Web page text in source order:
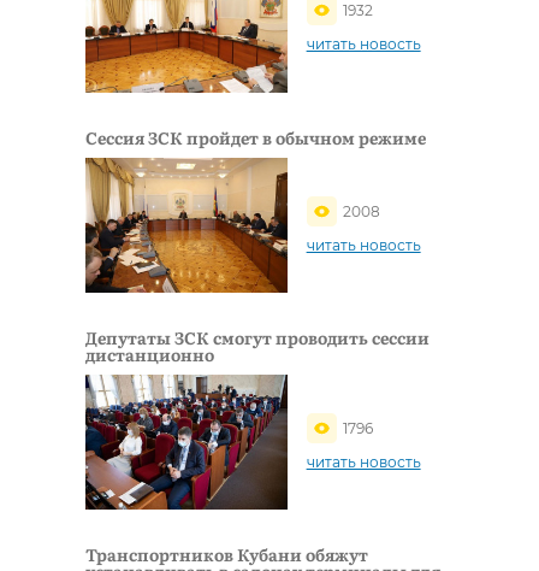
1932
читать новость
Сессия ЗСК пройдет в обычном режиме
2008
читать новость
Депутаты ЗСК смогут проводить сессии
дистанционно
1796
читать новость
Транспортников Кубани обяжут